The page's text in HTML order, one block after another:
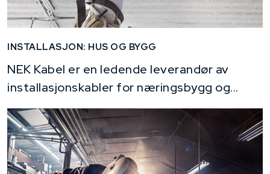
INSTALLASJON: HUS OG BYGG
NEK Kabel er en ledende leverandør av
installasjonskabler for næringsbygg og...